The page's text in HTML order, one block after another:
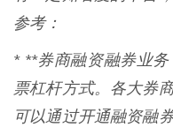
参考：
* **券商融资融券业
票杠杆方式。各大券
可以通过开通融资融